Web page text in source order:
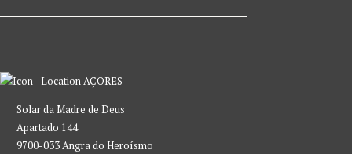
AÇORES
Solar da Madre de Deus
Apartado 144
9700-033 Angra do Heroísmo